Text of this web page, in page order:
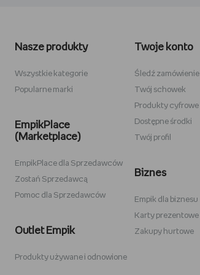
Antyramy
Tablety dla dzieci
Zestawy do szkicowania
Sodastream
Nasze produkty
Wszystkie kategorie
Popularne marki
EmpikPlace
(Marketplace)
EmpikPlace dla Sprzedawców
Zostań Sprzedawcą
Pomoc dla Sprzedawców
Outlet Empik
Produkty używane i odnowione
Twoje konto
Śledź zamówienie
Twój schowek
Produkty cyfrowe
Dostępne środki
Twój profil
Biznes
Empik dla biznesu
Karty prezentowe
Zakupy hurtowe